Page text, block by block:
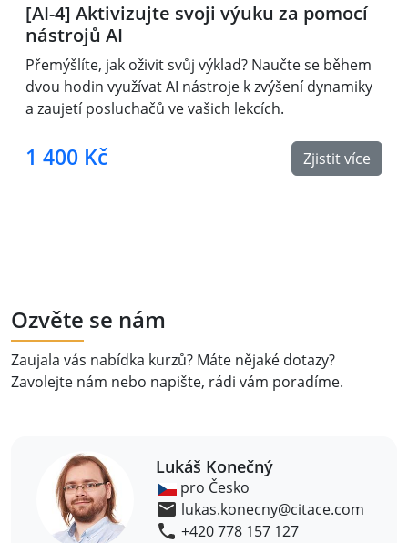
[AI-4] Aktivizujte svoji výuku za pomocí
nástrojů AI
Přemýšlíte, jak oživit svůj výklad? Naučte se během
dvou hodin využívat AI nástroje k zvýšení dynamiky
a zaujetí posluchačů ve vašich lekcích.
1 400 Kč Zjistit více
Ozvěte se nám
Zaujala vás nabídka kurzů? Máte nějaké dotazy?
Zavolejte nám nebo napište, rádi vám poradíme.
Lukáš Konečný
pro Česko
lukas.konecny@citace.com
+420 778 157 127